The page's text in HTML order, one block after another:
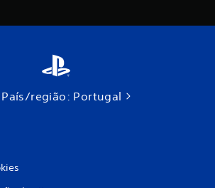
i
País/região: Portugal